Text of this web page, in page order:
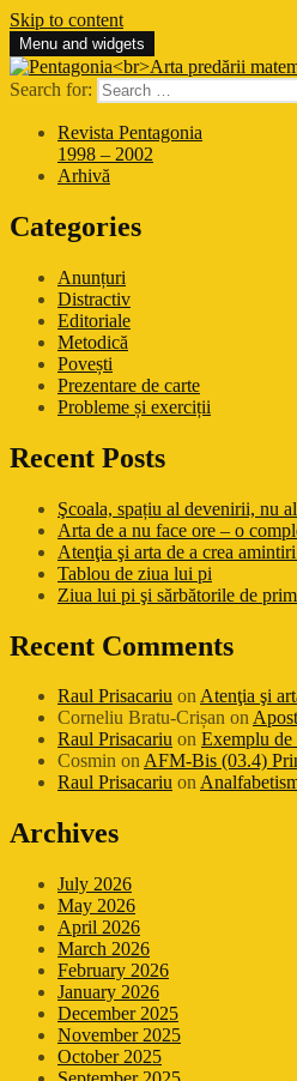
Skip to content
Pentagonia
Arta predării matematicii
Menu and widgets
Search for:
Revista Pentagonia
1998 – 2002
Arhivă
Categories
Anunțuri
Distractiv
Editoriale
Metodică
Povești
Prezentare de carte
Probleme și exerciții
Recent Posts
Şcoala, spațiu al devenirii, nu
Arta de a nu face ore – o
Atenţia şi arta de a crea
Tablou de ziua lui pi
Ziua lui pi şi sărbătorile de
Recent Comments
Raul Prisacariu onAtenţia şi
Corneliu Bratu-Crișan on
Raul Prisacariu on Exemplu de
Cosmin onAFM-Bis (03.4)
Raul Prisacariu on
Archives
July 2026
May 2026
April 2026
March 2026
February 2026
January 2026
December 2025
November 2025
October 2025